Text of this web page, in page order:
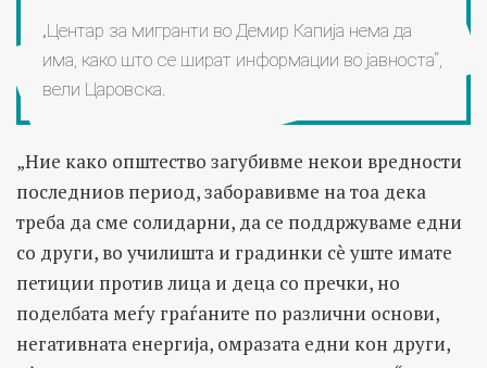
„Центар за мигранти во Демир Капија нема да
има, како што се шират информации во јавноста“,
вели Царовска.
„Ние како општество загубивме некои вредности
последниов период, заборавивме на тоа дека
треба да сме солидарни, да се поддржуваме едни
со други, во училишта и градинки сè уште имате
петиции против лица и деца со пречки, но
поделбата меѓу граѓаните по различни основи,
негативната енергија, омразата едни кон други,